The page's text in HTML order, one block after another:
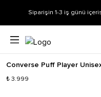
Siparişin 1-3 iş günü
Converse Puff Player
₺ 3.999